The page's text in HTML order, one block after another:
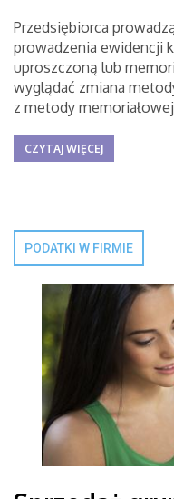
Przedsiębiorca
prowadzenia ewidencji
uproszczoną lub
wyglądać zmiana
z metody
CZYTAJ WIĘCEJ
PODATKI W FIRMIE